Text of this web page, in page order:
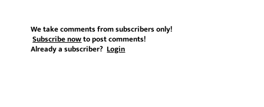
We take comments from subscribers only!
Subscribe nowto post comments!
Already a subscriber?Login